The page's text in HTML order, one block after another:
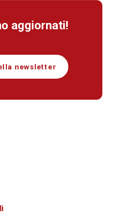
aggiornati!
newsletter